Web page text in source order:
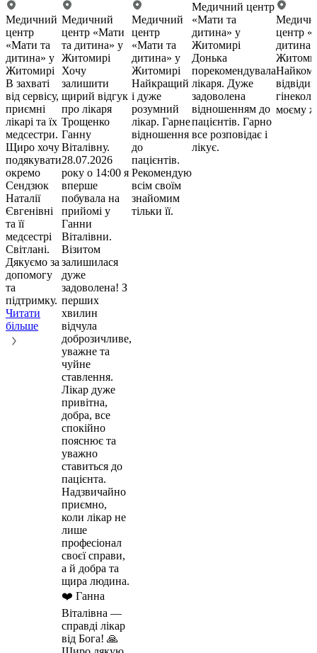
Медичний
центр
«Мати та
дитина» у
Житомирі
В захваті
від сервісу,
приємні
лікарі та їх
медсестри.
Щиро хочу
подякувати
окремо
Сендзюк
Наталії
Євгенівні
та її
медсестрі
Світлані.
Дякуємо за
допомогу
та
підтримку.
Читати
більше
Медичний
центр «Мати
та дитина» у
Житомирі
Хочу
залишити
щирий відгук
про лікаря
Трощенко
Ганну
Віталівну.
28.07.2026
року о 14:00 я
вперше
побувала на
прийомі у
Ганни
Віталівни.
Візитом
залишилася
дуже
задоволена! З
перших
хвилин
відчула
доброзичливе,
уважне та
чуйне
ставлення.
Лікар дуже
привітна,
добра, все
спокійно
пояснює та
уважно
ставиться до
пацієнта.
Надзвичайно
приємно,
коли лікар не
лише
професіонал
своєї справи,
а й добра та
щира людина.
❤️ Ганна
Віталівна —
справді лікар
від Бога! 🙏
Медичний
центр
«Мати та
дитина» у
Житомирі
Найкращий
і дуже
розумний
лікар. Гарне
відношення
до
пацієнтів.
Рекомендую
всім своїм
знайомим
тільки її.
Медичний центр
«Мати та
дитина» у
Житомирі
Донька
порекомендувала
лікаря. Дуже
задоволена
відношенням до
пацієнтів. Гарно
все розповідає і
лікує.
центр
моєму